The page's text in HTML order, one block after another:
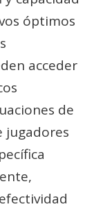
óptimos
acceder
de
jugadores